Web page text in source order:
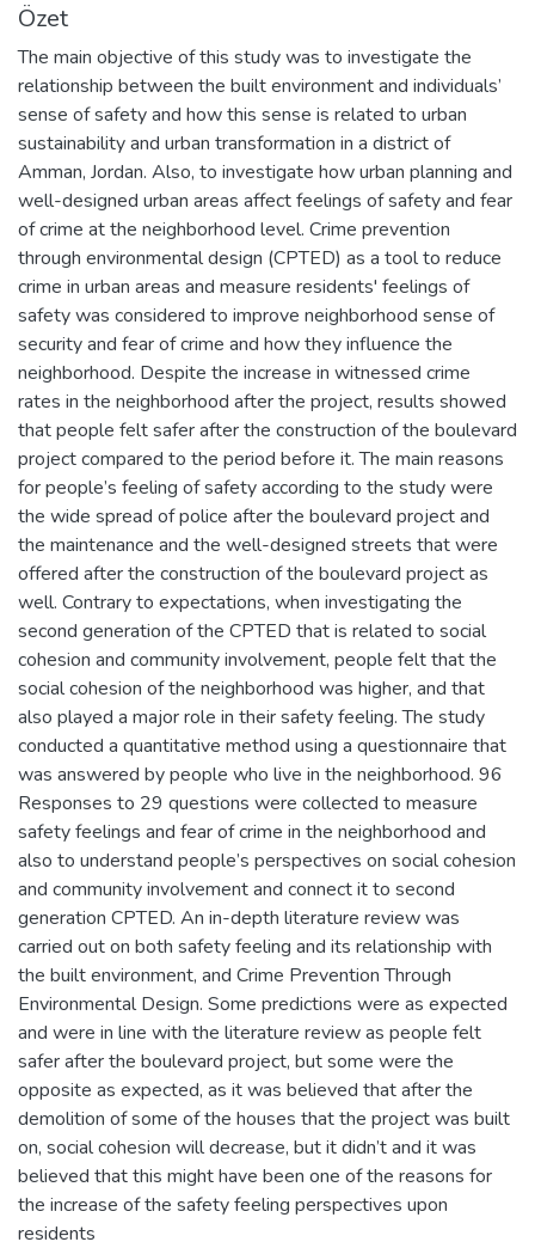
Özet
The main objective of this study was to investigate the
relationship between the built environment and individuals’
sense of safety and how this sense is related to urban
sustainability and urban transformation in a district of
Amman, Jordan. Also, to investigate how urban planning and
well-designed urban areas affect feelings of safety and fear
of crime at the neighborhood level. Crime prevention
through environmental design (CPTED) as a tool to reduce
crime in urban areas and measure residents' feelings of
safety was considered to improve neighborhood sense of
security and fear of crime and how they influence the
neighborhood. Despite the increase in witnessed crime
rates in the neighborhood after the project, results showed
that people felt safer after the construction of the boulevard
project compared to the period before it. The main reasons
for people’s feeling of safety according to the study were
the wide spread of police after the boulevard project and
the maintenance and the well-designed streets that were
offered after the construction of the boulevard project as
well. Contrary to expectations, when investigating the
second generation of the CPTED that is related to social
cohesion and community involvement, people felt that the
social cohesion of the neighborhood was higher, and that
also played a major role in their safety feeling. The study
conducted a quantitative method using a questionnaire that
was answered by people who live in the neighborhood. 96
Responses to 29 questions were collected to measure
safety feelings and fear of crime in the neighborhood and
also to understand people’s perspectives on social cohesion
and community involvement and connect it to second
generation CPTED. An in-depth literature review was
carried out on both safety feeling and its relationship with
the built environment, and Crime Prevention Through
Environmental Design. Some predictions were as expected
and were in line with the literature review as people felt
safer after the boulevard project, but some were the
opposite as expected, as it was believed that after the
demolition of some of the houses that the project was built
on, social cohesion will decrease, but it didn’t and it was
believed that this might have been one of the reasons for
the increase of the safety feeling perspectives upon
residents